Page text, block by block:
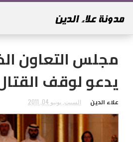
مجلس التعاون
يدعو لوقف
علاء الدين السبت, يونيو 04, 2011